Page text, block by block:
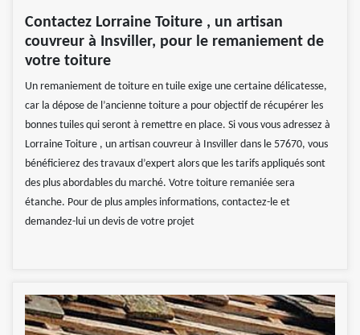
Contactez Lorraine Toiture , un artisan
couvreur à Insviller, pour le remaniement de
votre toiture
Un remaniement de toiture en tuile exige une certaine délicatesse,
car la dépose de l’ancienne toiture a pour objectif de récupérer les
bonnes tuiles qui seront à remettre en place. Si vous vous adressez à
Lorraine Toiture , un artisan couvreur à Insviller dans le 57670, vous
bénéficierez des travaux d’expert alors que les tarifs appliqués sont
des plus abordables du marché. Votre toiture remaniée sera
étanche. Pour de plus amples informations, contactez-le et
demandez-lui un devis de votre projet